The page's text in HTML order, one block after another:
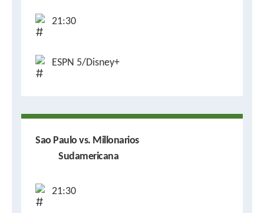
21:30
ESPN 5/Disney+
Sao Paulo vs. Millonarios
Sudamericana
21:30